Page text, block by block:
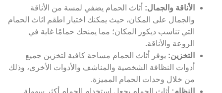
الأناقة والجمال: أثاث الحمام يضفي لمسة من الأناقة
والجمال على المكان، حيث يمكنك اختيار اطقم اثاث الحمام
التي تناسب ديكور المكان؛ مما يمنحك حمامًا غاية في
الروعة والأناقة.
التخزين: يوفر أثاث الحمام مساحة كافية لتخزين جميع
أدوات النظافة الشخصية والمناشف والأدوات الأخرى، وذلك
من خلال وحدات الحمام المميزة.
النظام: أثاث الحمام يجعل استخدام الحمام أكثر سهولة